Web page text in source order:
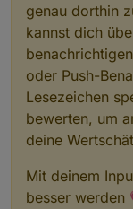
genau dorthin
kannst dich
oder Push-
Lesezeichen
bewerten, um
deine
Mit deinem
besser werden